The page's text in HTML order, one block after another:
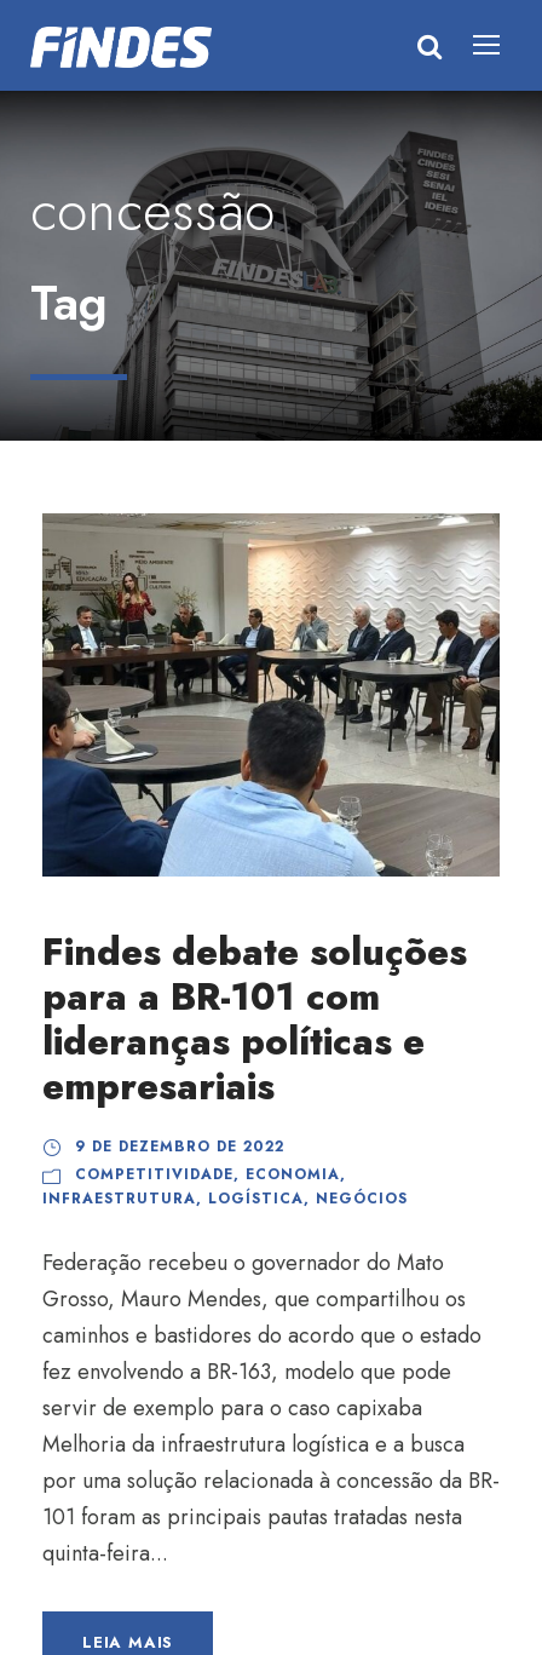
concessão
Tag
Findes debate soluções
para a BR-101 com
lideranças políticas e
empresariais
9 DE DEZEMBRO DE 2022
COMPETITIVIDADE, ECONOMIA,
INFRAESTRUTURA, LOGÍSTICA, NEGÓCIOS
Federação recebeu o governador do Mato
Grosso, Mauro Mendes, que compartilhou os
caminhos e bastidores do acordo que o estado
fez envolvendo a BR-163, modelo que pode
servir de exemplo para o caso capixaba
Melhoria da infraestrutura logística e a busca
por uma solução relacionada à concessão da BR-
101 foram as principais pautas tratadas nesta
quinta-feira...
LEIA MAIS